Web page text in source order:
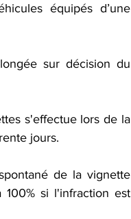
équipés d’une
sur décision du
jours.
si l'infraction est